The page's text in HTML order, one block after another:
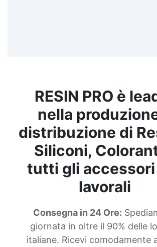
RESIN PRO è
nella
distribuzione di
Siliconi,
tutti gli
lavorali
Consegna in 24 Ore:
giornata in oltre il 90% delle
italiane. Ricevi comodamente